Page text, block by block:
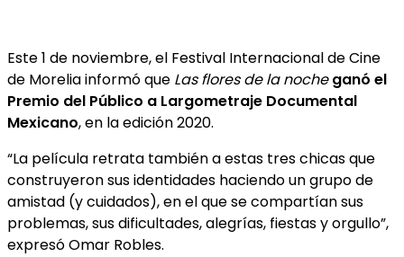
Este 1 de noviembre, el Festival Internacional de Cine
de Morelia informó que Las flores de la noche ganó el
Premio del Público a Largometraje Documental
Mexicano, en la edición 2020.
“La película retrata también a estas tres chicas que
construyeron sus identidades haciendo un grupo de
amistad (y cuidados), en el que se compartían sus
problemas, sus dificultades, alegrías, fiestas y orgullo”,
expresó Omar Robles.